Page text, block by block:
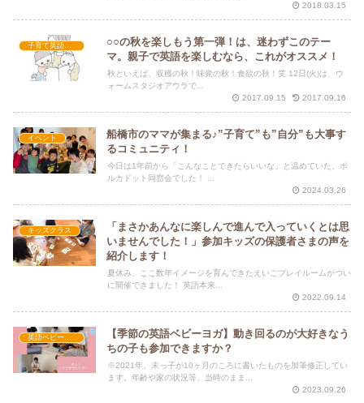
2018.03.15
子育て英語講座
○○の秋を楽しもう第一弾！は、迷わずこのテー
マ。親子で英語を楽しむなら、これがオススメ！
秋といえば、収穫の秋！味覚の秋！食欲の秋！笑 12日(火)は、ウ
ォームスタジオアウラで...
2017.09.15
2017.09.16
イベント
船橋市のママが集まる♪”子育て”も”自分”も大事す
るコミュニティ！
今日は1年前から「こんなことできたらいいな」と温めていた、ポ
2024.03.26
キッズクラス
「まさかあんなに楽しんで進んで入っていくとは思
いませんでした！」参加キッズの保護者さまの声を
紹介します！
夏休み、ここ数年イメージを育んできたえいごプレイルームがつい
に開催できました！ 英語本来...
2022.09.14
【季節の英語ベビーヨガ】動き回るのが大好きなう
ちの子も参加できますか？
※2021年、末っ子が10ヶ月のころに書いたものを加筆修正してい
ます。年齢や家の状況等、当時のまま...
2023.09.26